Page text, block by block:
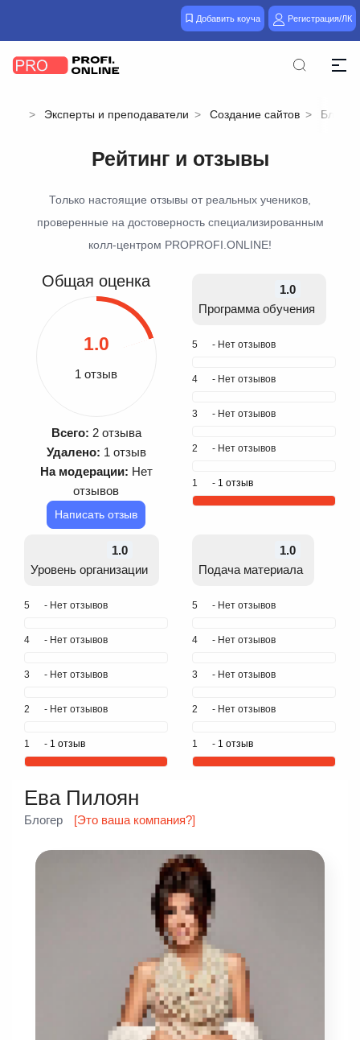
Добавить коуча Регистрация/ЛК
Эксперты и преподаватели Создание сайтов
Рейтинг и отзывы
Только настоящие отзывы от реальных учеников,
проверенные на достоверность специализированным
колл-центром PROPROFI.ONLINE!
Общая оценка
1.0
1 отзыв
Всего: 2 отзыва
Удалено: 1 отзыв
На модерации: Нет
отзывов
Написать отзыв
1.0
Программа обучения
5 - Нет отзывов
4 - Нет отзывов
3 - Нет отзывов
2 - Нет отзывов
1 - 1 отзыв
1.0
Уровень организации
5 - Нет отзывов
4 - Нет отзывов
3 - Нет отзывов
2 - Нет отзывов
1 - 1 отзыв
1.0
Подача материала
5 - Нет отзывов
4 - Нет отзывов
3 - Нет отзывов
2 - Нет отзывов
1 - 1 отзыв
Ева Пилоян
Блогер [Это ваша компания?]